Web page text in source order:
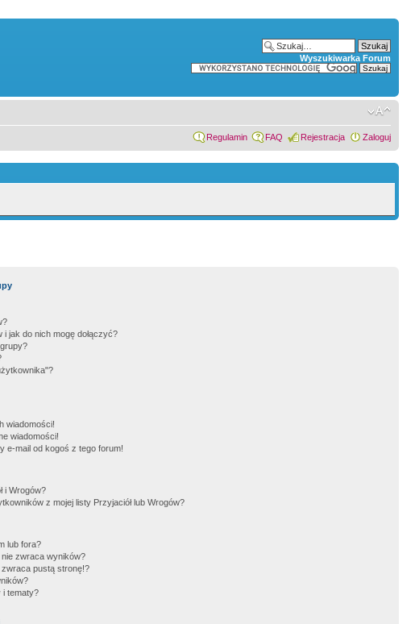
Wyszukiwarka Forum
Regulamin FAQ Rejestracja Zaloguj
jak do nich mogę dołączyć?
wiadomości!
wiadomości!
e-mail od kogoś z tego forum!
i Wrogów?
z mojej listy Przyjaciół lub Wrogów?
lub fora?
zwraca wyników?
pustą stronę!?
i tematy?